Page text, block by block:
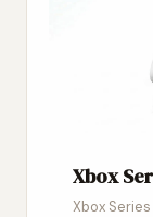
Xbox
Xbox Series